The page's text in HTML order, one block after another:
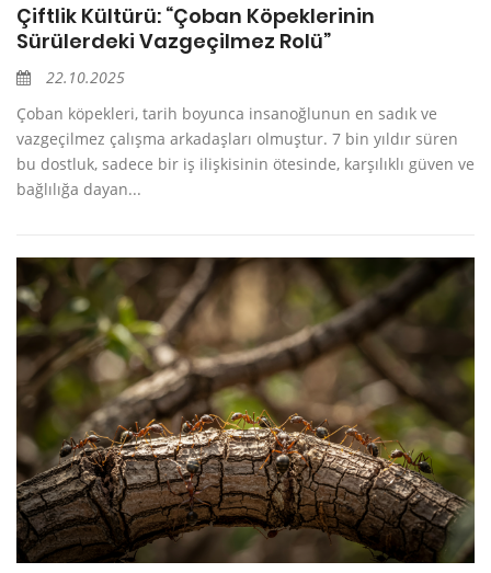
Çiftlik Kültürü: “Çoban Köpeklerinin
Sürülerdeki Vazgeçilmez Rolü”
22.10.2025
Çoban köpekleri, tarih boyunca insanoğlunun en sadık ve
vazgeçilmez çalışma arkadaşları olmuştur. 7 bin yıldır süren
bu dostluk, sadece bir iş ilişkisinin ötesinde, karşılıklı güven ve
bağlılığa dayan...